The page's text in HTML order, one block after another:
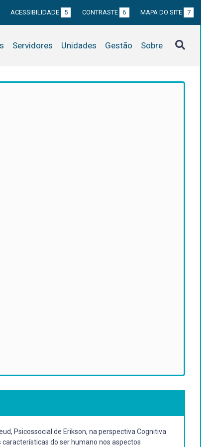
ACESSIBILIDADE 5 CONTRASTE 6 MAPA DO SITE 7
Servidores Unidades Gestão Sobre
Psicossocial de Erikson, na perspectiva Cognitiva
do ser humano nos aspectos